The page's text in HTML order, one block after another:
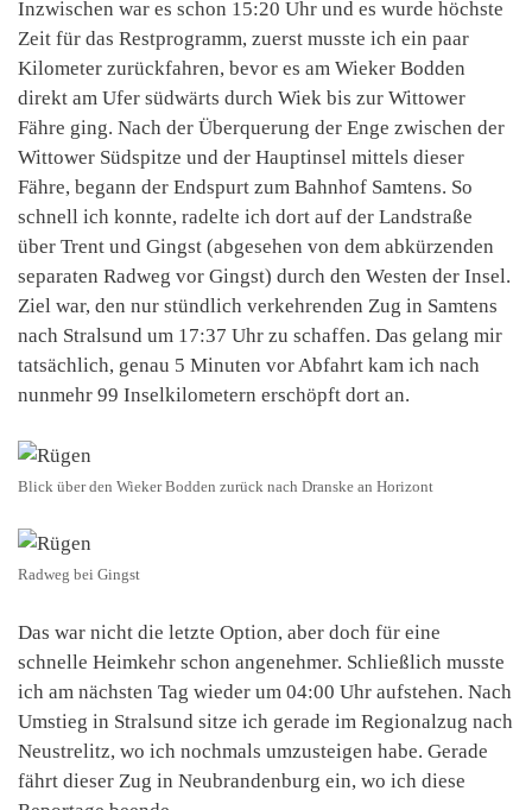
Inzwischen war es schon 15:20 Uhr und es wurde höchste
Zeit für das Restprogramm, zuerst musste ich ein paar
Kilometer zurückfahren, bevor es am Wieker Bodden
direkt am Ufer südwärts durch Wiek bis zur Wittower
Fähre ging. Nach der Überquerung der Enge zwischen der
Wittower Südspitze und der Hauptinsel mittels dieser
Fähre, begann der Endspurt zum Bahnhof Samtens. So
schnell ich konnte, radelte ich dort auf der Landstraße
über Trent und Gingst (abgesehen von dem abkürzenden
separaten Radweg vor Gingst) durch den Westen der Insel.
Ziel war, den nur stündlich verkehrenden Zug in Samtens
nach Stralsund um 17:37 Uhr zu schaffen. Das gelang mir
tatsächlich, genau 5 Minuten vor Abfahrt kam ich nach
nunmehr 99 Inselkilometern erschöpft dort an.
Blick über den Wieker Bodden zurück nach Dranske an Horizont
Radweg bei Gingst
Das war nicht die letzte Option, aber doch für eine
schnelle Heimkehr schon angenehmer. Schließlich musste
ich am nächsten Tag wieder um 04:00 Uhr aufstehen. Nach
Umstieg in Stralsund sitze ich gerade im Regionalzug nach
Neustrelitz, wo ich nochmals umzusteigen habe. Gerade
fährt dieser Zug in Neubrandenburg ein, wo ich diese